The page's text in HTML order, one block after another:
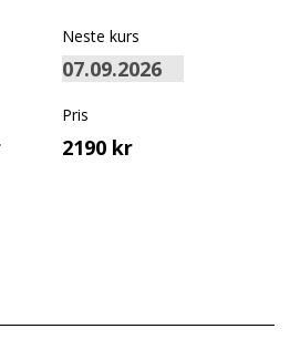
Neste kurs
Pris
2190 kr